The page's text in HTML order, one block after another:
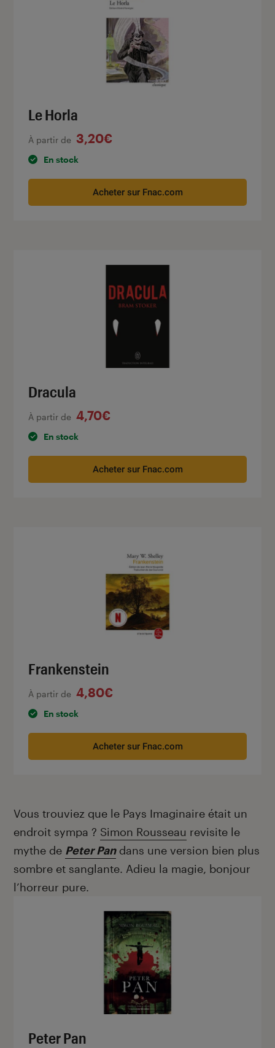
Le Horla
À partir de 3,20€
En stock
Acheter sur Fnac.com
Dracula
À partir de 4,70€
En stock
Acheter sur Fnac.com
Frankenstein
À partir de 4,80€
En stock
Acheter sur Fnac.com
Vous trouviez que le Pays Imaginaire était un
endroit sympa ? Simon Rousseau revisite le
mythe de Peter Pandans une version bien plus
sombre et sanglante. Adieu la magie, bonjour
l’horreur pure.
Peter Pan